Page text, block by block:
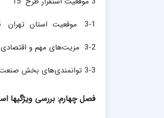
3-1 موقعیت استان تهران 15
3-2 مزیت‌های مهم و اقتصادی استان تهران (
3-3 توانمندی‌های بخش صنعت و معدن 17
فصل چهارم: بررسی ویژگیها